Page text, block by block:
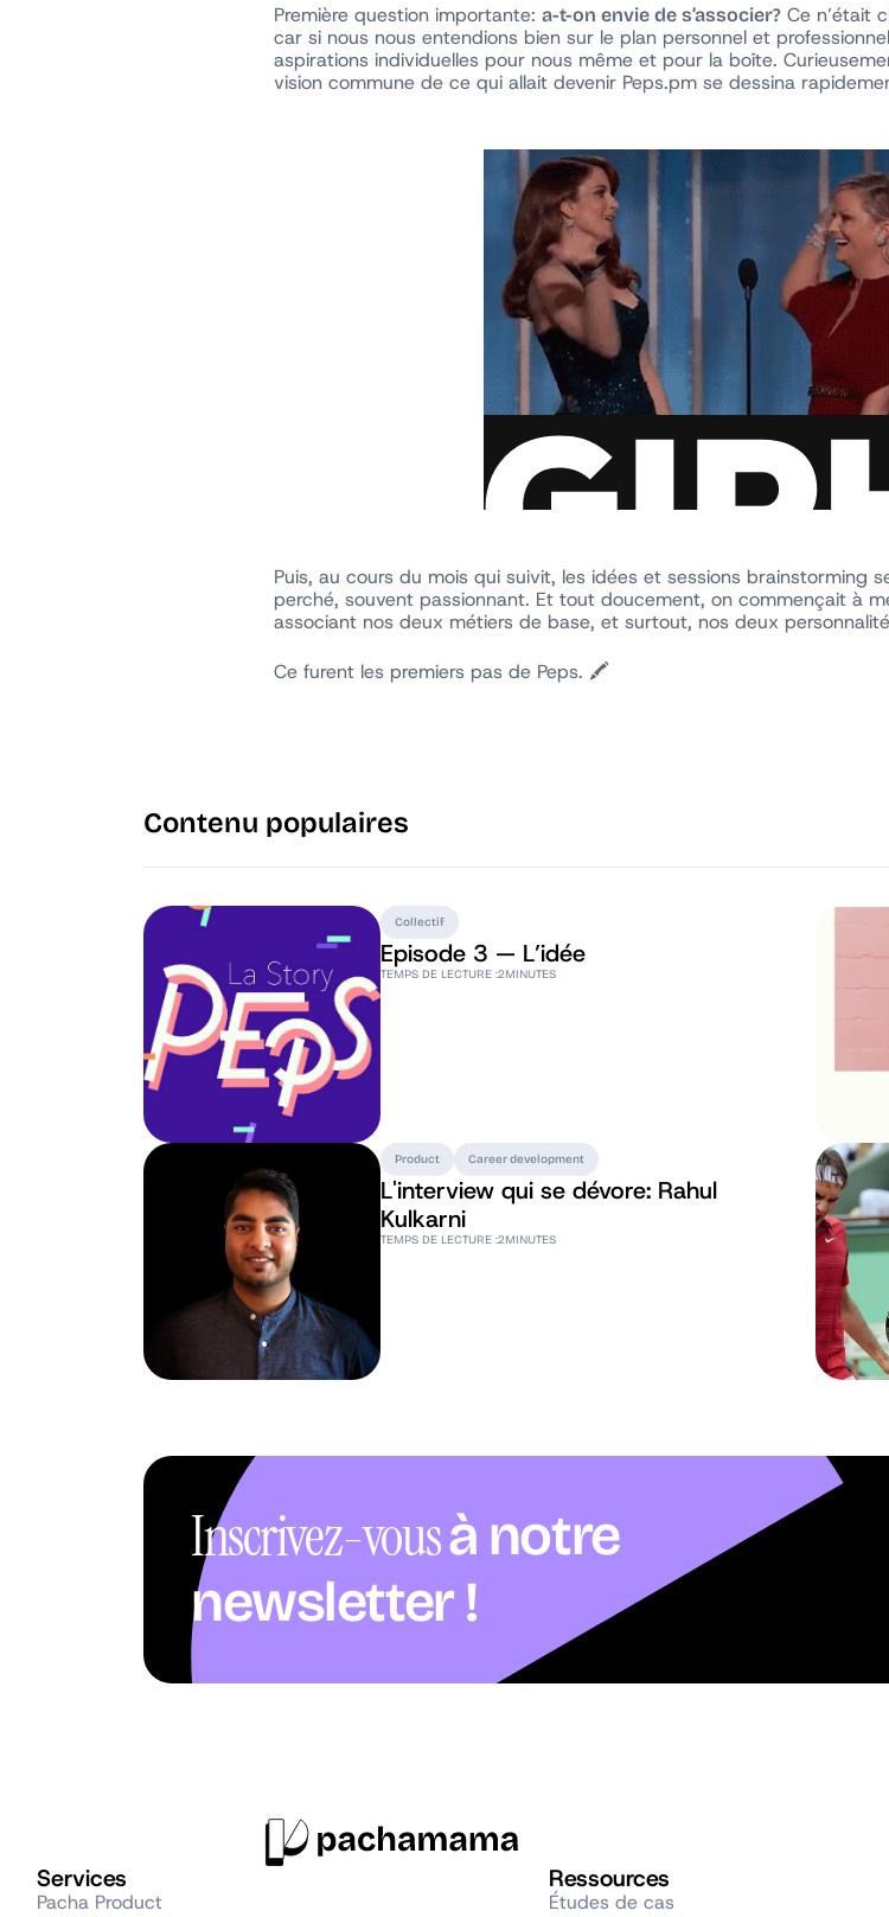
Première question importante:a-t-on envie de s’associer? Ce n’était
car si nous nous entendions bien sur le plan personnel et
aspirations individuelles pour nous même et pour la boîte.
vision commune de ce qui allait devenir Peps.pm se dessina
Puis, au cours du mois qui suivit, les idées et sessions brainstorming
perché, souvent passionnant. Et tout doucement, on commençait à
associant nos deux métiers de base, et surtout, nos deux
Ce furent les premiers pas de Peps. 🖍
Contenu populaires
Collectif
Episode 3 — L’idée
TEMPS DE LECTURE :2MINUTES
Product Career development
L'interview qui se dévore: Rahul
Kulkarni
TEMPS DE LECTURE :2MINUTES
Inscrivez-vousà notre
newsletter !
Services
Pacha Product
Ressources
Études de cas